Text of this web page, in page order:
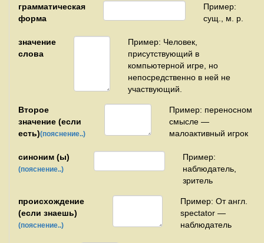
грамматическая
форма
Пример:
сущ., м. р.
значение
слова
Пример: Человек,
присутствующий в
компьютерной игре, но
непосредственно в ней не
участвующий.
Второе
значение (если
есть)(пояснение..)
Пример: переносном
смысле —
малоактивный игрок
синоним (ы)
(пояснение..)
Пример:
наблюдатель,
зритель
происхождение
(если знаешь)
(пояснение..)
Пример: От англ.
spectator —
наблюдатель